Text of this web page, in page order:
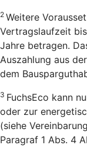
2 Weitere
Vertragslaufzeit
Jahre betragen.
Auszahlung aus
dem
3 FuchsEco kann
oder zur
(siehe
Paragraf 1 Abs. 4